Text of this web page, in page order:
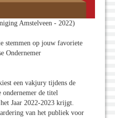
Amstelveen - 2022)
stemmen op jouw favoriete
Ondernemer
een vakjury tijdens de
de titel
Jaar 2022-2023 krijgt.
van het publiek voor